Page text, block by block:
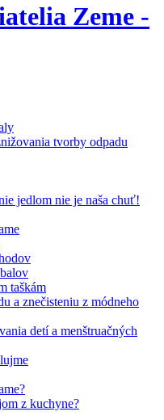
Zeme -
tvorby odpadu
jedlom nie je naša chuť!
taškám
a znečisteniu z módneho
detí a menštruačných
z kuchyne?